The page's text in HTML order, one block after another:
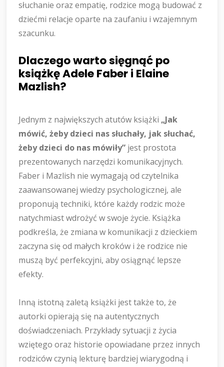
słuchanie oraz empatię, rodzice mogą budować z
dziećmi relacje oparte na zaufaniu i wzajemnym
szacunku.
Dlaczego warto sięgnąć po
książkę Adele Faber i Elaine
Mazlish?
Jednym z największych atutów książki „Jak
mówić, żeby dzieci nas słuchały, jak słuchać,
żeby dzieci do nas mówiły” jest prostota
prezentowanych narzędzi komunikacyjnych.
Faber i Mazlish nie wymagają od czytelnika
zaawansowanej wiedzy psychologicznej, ale
proponują techniki, które każdy rodzic może
natychmiast wdrożyć w swoje życie. Książka
podkreśla, że zmiana w komunikacji z dzieckiem
zaczyna się od małych kroków i że rodzice nie
muszą być perfekcyjni, aby osiągnąć lepsze
efekty.
Inną istotną zaletą książki jest także to, że
autorki opierają się na autentycznych
doświadczeniach. Przykłady sytuacji z życia
wziętego oraz historie opowiadane przez innych
rodziców czynią lekturę bardziej wiarygodną i